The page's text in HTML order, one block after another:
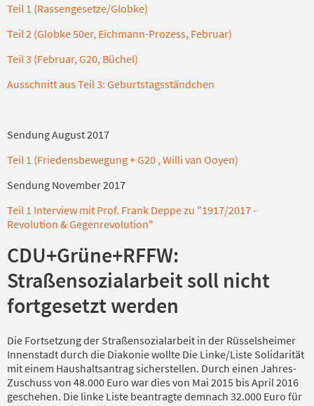
Teil 1 (Rassengesetze/Globke)
Teil 2 (Globke 50er, Eichmann-Prozess, Februar)
Teil 3 (Februar, G20, Büchel)
Ausschnitt aus Teil 3: Geburtstagsständchen
Sendung August 2017
Teil 1 (Friedensbewegung + G20 , Willi van Ooyen)
Sendung November 2017
Teil 1 Interview mit Prof. Frank Deppe zu "1917/2017 -
Revolution & Gegenrevolution"
CDU+Grüne+RFFW:
Straßensozialarbeit soll nicht
fortgesetzt werden
Die Fortsetzung der Straßensozialarbeit in der Rüsselsheimer
Innenstadt durch die Diakonie wollte Die Linke/Liste Solidarität
mit einem Haushaltsantrag sicherstellen. Durch einen Jahres-
Zuschuss von 48.000 Euro war dies von Mai 2015 bis April 2016
geschehen. Die linke Liste beantragte demnach 32.000 Euro für